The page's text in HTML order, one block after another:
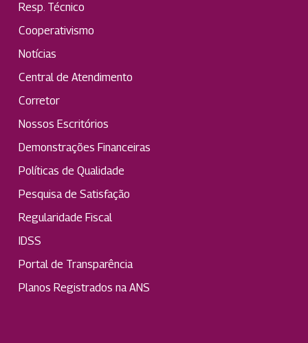
Resp. Técnico
Cooperativismo
Notícias
Central de Atendimento
Corretor
Nossos Escritórios
Demonstrações Financeiras
Políticas de Qualidade
Pesquisa de Satisfação
Regularidade Fiscal
IDSS
Portal de Transparência
Planos Registrados na ANS